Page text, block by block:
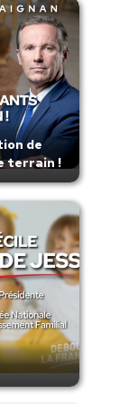
de
terrain !